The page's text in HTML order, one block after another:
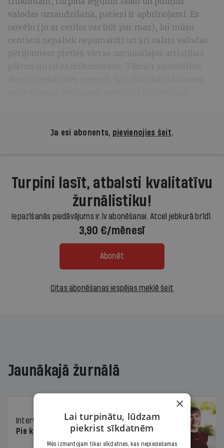
valodas uzraudzīšanā, patiesi ir apbrīnojami. Es
novēlu (jo ar cerību var būt par maz), lai mūsu
centieni nepaliek nepamanīti un arī valsts valodas
pētījumiem pietiek vietas nacionālajos attīstības
plānos un citos dokumentos. Tikmēr sabiedrībai
Ja esi abonents, pievienojies šeit.
Turpini lasīt, atbalsti kvalitatīvu
žurnālistiku!
Iepazīšanās piedāvājums ir.lv abonēšanai. Atcel jebkurā brīdī.
3,90 €/mēnesī
Abonēt
Citas abonēšanas iespējas meklē šeit
Jaunākajā žurnālā
Intervija
26.06.2026.
Pie kaimiņiem igauņiem
×
Lai turpinātu, lūdzam
piekrist sīkdatnēm
Mēs izmantojam tikai sīkdatnes, kas nepieciešamas